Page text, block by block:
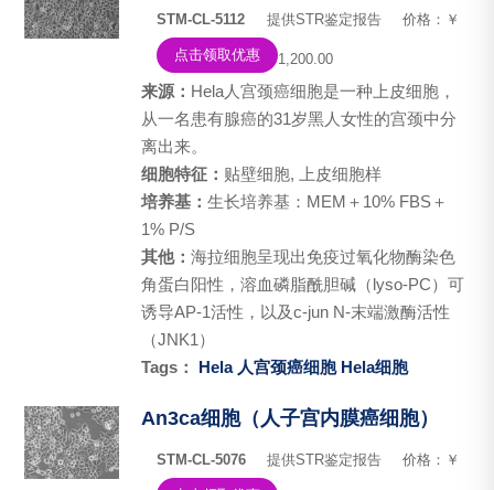
STM-CL-5112 提供STR鉴定报告 价格：￥
1,200.00
点击领取优惠
来源： Hela人宫颈癌细胞是一种上皮细胞，
从一名患有腺癌的31岁黑人女性的宫颈中分
离出来。
细胞特征： 贴壁细胞, 上皮细胞样
培养基： 生长培养基：MEM＋10% FBS＋
1% P/S
其他： 海拉细胞呈现出免疫过氧化物酶染色
角蛋白阳性，溶血磷脂酰胆碱（lyso-PC）可
诱导AP-1活性，以及c-jun N-末端激酶活性
（JNK1）
Tags：
Hela 人宫颈癌细胞 Hela细胞
An3ca细胞（人子宫内膜癌细胞）
STM-CL-5076 提供STR鉴定报告 价格：￥